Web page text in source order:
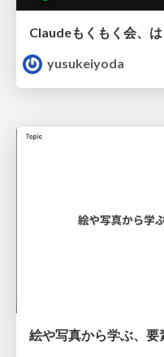
Claudeもくもく会、
yusukeiyoda
絵や写真から学ぶ、要